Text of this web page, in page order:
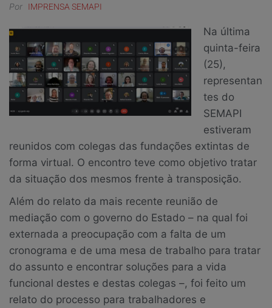
Por IMPRENSA SEMAPI
Na última
quinta-feira
(25),
representan
tes do
SEMAPI
estiveram
reunidos com colegas das fundações extintas de
forma virtual. O encontro teve como objetivo tratar
da situação dos mesmos frente à transposição.
Além do relato da mais recente reunião de
mediação com o governo do Estado – na qual foi
externada a preocupação com a falta de um
cronograma e de uma mesa de trabalho para tratar
do assunto e encontrar soluções para a vida
funcional destes e destas colegas –, foi feito um
relato do processo para trabalhadores e